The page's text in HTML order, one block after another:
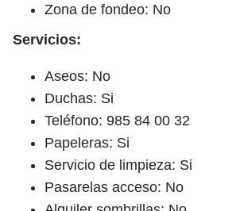
Zona de fondeo: No
Servicios:
Aseos: No
Duchas: Si
Teléfono: 985 84 00 32
Papeleras: Si
Servicio de limpieza: Si
Pasarelas acceso: No